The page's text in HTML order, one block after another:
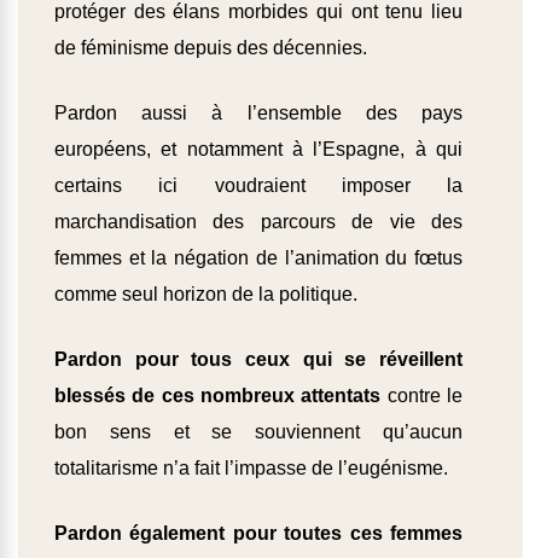
protéger des élans morbides qui ont tenu lieu
de féminisme depuis des décennies.
Pardon aussi à l’ensemble des pays
européens, et notamment à l’Espagne, à qui
certains ici voudraient imposer la
marchandisation des parcours de vie des
femmes et la négation de l’animation du fœtus
comme seul horizon de la politique.
Pardon pour tous ceux qui se réveillent
blessés de ces nombreux attentats contre le
bon sens et se souviennent qu’aucun
totalitarisme n’a fait l’impasse de l’eugénisme.
Pardon également pour toutes ces femmes